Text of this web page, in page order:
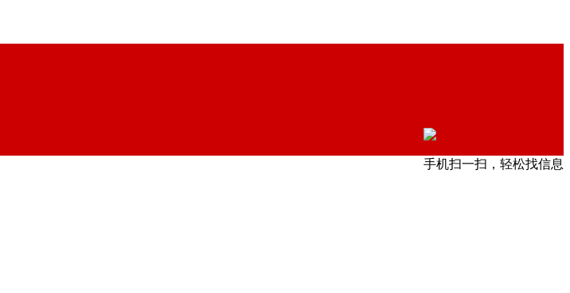
手机扫一扫，轻松找信息